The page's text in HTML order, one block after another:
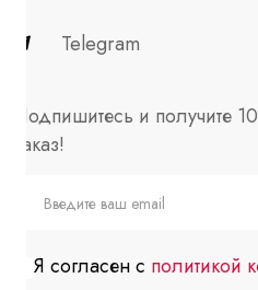
Telegram
Подпишитесь и получите
заказ!
Я согласен с политикой